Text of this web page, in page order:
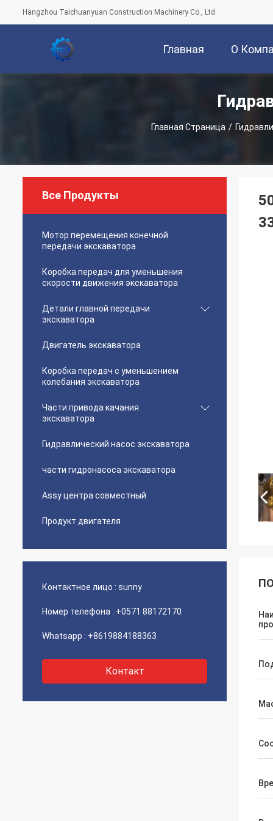
Hangzhou Taichuanyuan Construction Machinery Co., Ltd.
Главная О
Главная Страница /
Все Продукты
Мотор перемещения конечной
передачи экскаватора
Коробка передач для уменьшения
скорости движения экскаватора
Детали главной передачи
экскаватора
Двигатель экскаватора
Коробка передач с уменьшением
колебания экскаватора
Части привода качания
экскаватора
Гидравлический насос экскаватора
части гидронасоса экскаватора
Assy центра совместный
Продукт двигателя
Контактное лицо : sunny
Номер телефона : +0571 88172170
Whatsapp : +8619884188363
Контакт